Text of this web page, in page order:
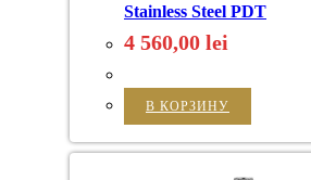
Stainless Steel PDT
4 560,00 lei
В КОРЗИНУ